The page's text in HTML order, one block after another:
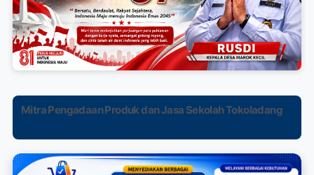
Mitra Pengadaan Produk dan Jasa Sekolah Tokoladang